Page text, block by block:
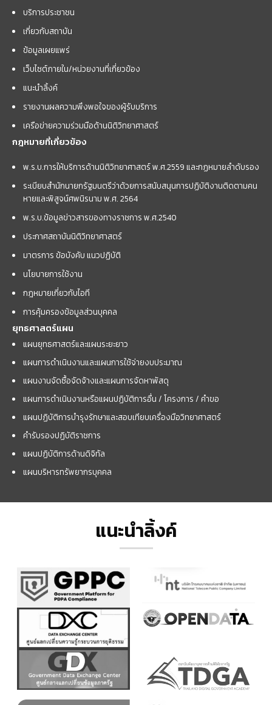
บริการประชาชน
เกี่ยวกับสถาบัน
ข้อมูลเผยแพร่
เว็บไซต์ภายใน/หน่วยงานที่เกี่ยวข้อง
แนะนำลิ้งค์
รายงานผลความพึงพอใจของผู้รับบริการ
เครือข่ายความร่วมมือด้านนิติวิทยาศาสตร์
กฎหมายที่เกี่ยวข้อง
พ.ร.บ.การให้บริการด้านนิติวิทยาศาสตร์ พ.ศ.2559 และกฏหมายลำดับรอง
ระเบียบสำนักนายกรัฐมนตรีว่าด้วยการสนับสนุนการปฏิบัติงานติดตามคน
หายและพิสูจน์ศพนิรนาม พ.ศ. 2564
พ.ร.บ.ข้อมูลข่าวสารของทางราชการ พ.ศ.2540
ประกาศสถาบันนิติวิทยาศาสตร์
มาตรการ ข้อบังคับ แนวปฏิบัติ
นโยบายการใช้งาน
กฎหมายเกี่ยวกับไอที
การคุ้มครองข้อมูลส่วนบุคคล
ยุทธศาสตร์แผน
แผนยุทธศาสตร์และแผนระยะยาว
แผนการดำเนินงานและแผนการใช้จ่ายงบประมาณ
แผนงานจัดซื้อจัดจ้างและแผนการจัดหาพัสดุ
แผนการดำเนินงานหรือแผนปฏิบัติการอื่น / โครงการ / คำขอ
แผนปฏิบัติการบำรุงรักษาและสอบเทียบเครื่องมือวิทยาศาสตร์
คำรับรองปฏิบัติราชการ
แผนปฏิบัติการด้านดิจิทัล
แผนบริหารทรัพยากรบุคคล
แนะนำลิ้งค์